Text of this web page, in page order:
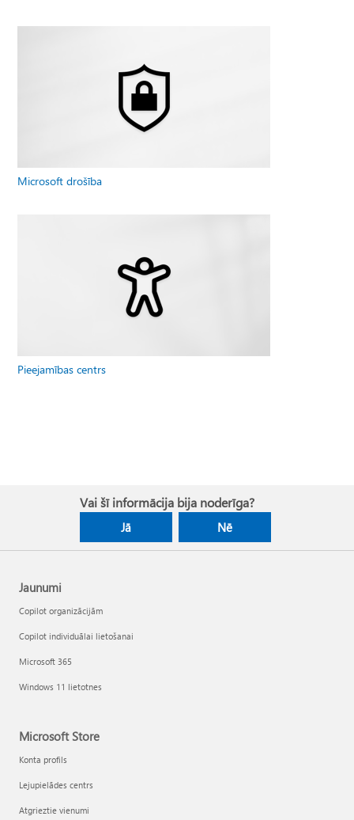
Microsoft drošība
Pieejamības centrs
Vai šī informācija bija noderīga?
Jā Nē
Jaunumi
Copilot organizācijām
Copilot individuālai lietošanai
Microsoft 365
Windows 11 lietotnes
Microsoft Store
Konta profils
Lejupielādes centrs
Atgrieztie vienumi